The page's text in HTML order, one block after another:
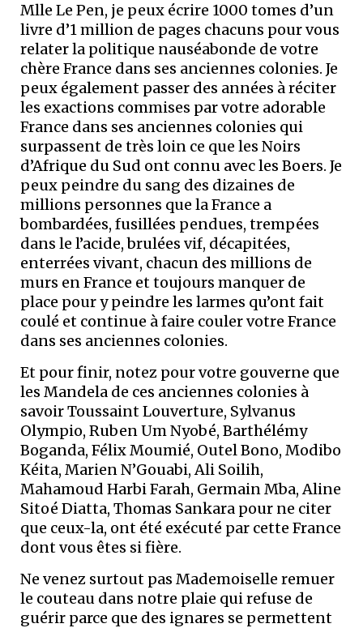
Mlle Le Pen, je peux écrire 1000 tomes d’un
livre d’1 million de pages chacuns pour vous
relater la politique nauséabonde de votre
chère France dans ses anciennes colonies. Je
peux également passer des années à réciter
les exactions commises par votre adorable
France dans ses anciennes colonies qui
surpassent de très loin ce que les Noirs
d’Afrique du Sud ont connu avec les Boers. Je
peux peindre du sang des dizaines de
millions personnes que la France a
bombardées, fusillées pendues, trempées
dans le l’acide, brulées vif, décapitées,
enterrées vivant, chacun des millions de
murs en France et toujours manquer de
place pour y peindre les larmes qu’ont fait
coulé et continue à faire couler votre France
dans ses anciennes colonies.
Et pour finir, notez pour votre gouverne que
les Mandela de ces anciennes colonies à
savoir Toussaint Louverture, Sylvanus
Olympio, Ruben Um Nyobé, Barthélémy
Boganda, Félix Moumié, Outel Bono, Modibo
Kéita, Marien N’Gouabi, Ali Soilih,
Mahamoud Harbi Farah, Germain Mba, Aline
Sitoé Diatta, Thomas Sankara pour ne citer
que ceux-la, ont été exécuté par cette France
dont vous êtes si fière.
Ne venez surtout pas Mademoiselle remuer
le couteau dans notre plaie qui refuse de
guérir parce que des ignares se permettent